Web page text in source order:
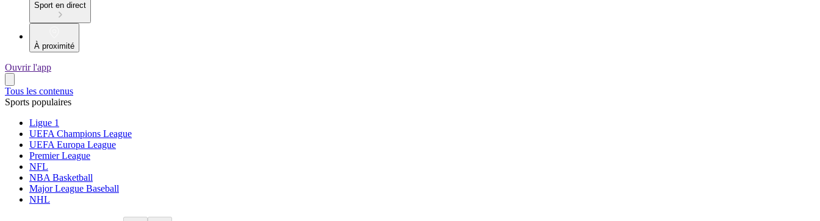
Sport en direct
À proximité
Ouvrir l'app
Tous les contenus
Sports populaires
Ligue 1
UEFA Champions League
UEFA Europa League
Premier League
NFL
NBA Basketball
Major League Baseball
NHL